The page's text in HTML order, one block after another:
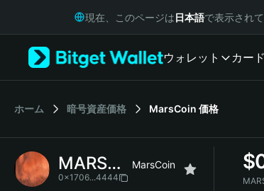
Русский
Italiano
简体中文
繁體中文
現在、このページは日本語で表示されて
ウォレット カード
ホーム 暗号資産価格 MarsCoin 価格
MARSCOIN MarsCoin
0x1706...4444
$